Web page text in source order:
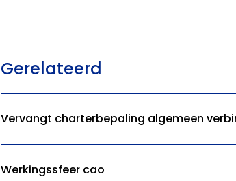
Gerelateerd
Vervangt charterbepaling algemeen
Werkingssfeer cao